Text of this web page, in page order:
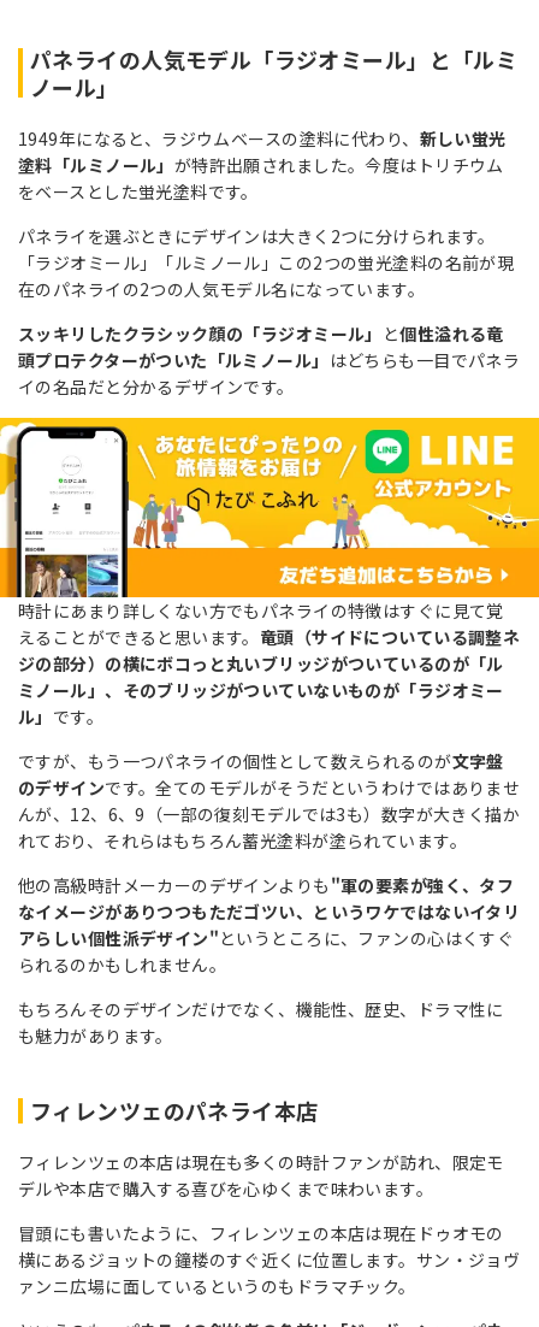
パネライの人気モデル「ラジオミール」と「ルミ
ノール」
1949年になると、ラジウムベースの塗料に代わり、 新しい蛍光
塗料「ルミノール」 が特許出願されました。今度はトリチウム
をベースとした蛍光塗料です。
パネライを選ぶときにデザインは大きく2つに分けられます。
「ラジオミール」「ルミノール」この2つの蛍光塗料の名前が現
在のパネライの2つの人気モデル名になっています。
スッキリしたクラシック顔の「ラジオミール」 と個性溢れる竜
頭プロテクターがついた「ルミノール」 はどちらも一目でパネラ
イの名品だと分かるデザインです。
時計にあまり詳しくない方でもパネライの特徴はすぐに見て覚
えることができると思います。 竜頭（サイドについている調整ネ
ジの部分）の横にボコっと丸いブリッジがついているのが「ル
ミノール」、そのブリッジがついていないものが「ラジオミー
ル」 です。
ですが、もう一つパネライの個性として数えられるのが文字盤
のデザインです。全てのモデルがそうだというわけではありませ
んが、12、6、9（一部の復刻モデルでは3も）数字が大きく描か
れており、それらはもちろん蓄光塗料が塗られています。
他の高級時計メーカーのデザインよりも "軍の要素が強く、タフ
なイメージがありつつもただゴツい、というワケではないイタリ
アらしい個性派デザイン"というところに、ファンの心はくすぐ
られるのかもしれません。
もちろんそのデザインだけでなく、機能性、歴史、ドラマ性に
も魅力があります。
フィレンツェのパネライ本店
フィレンツェの本店は現在も多くの時計ファンが訪れ、限定モ
デルや本店で購入する喜びを心ゆくまで味わいます。
冒頭にも書いたように、フィレンツェの本店は現在ドゥオモの
横にあるジョットの鐘楼のすぐ近くに位置します。サン・ジョヴ
ァンニ広場に面しているというのもドラマチック。